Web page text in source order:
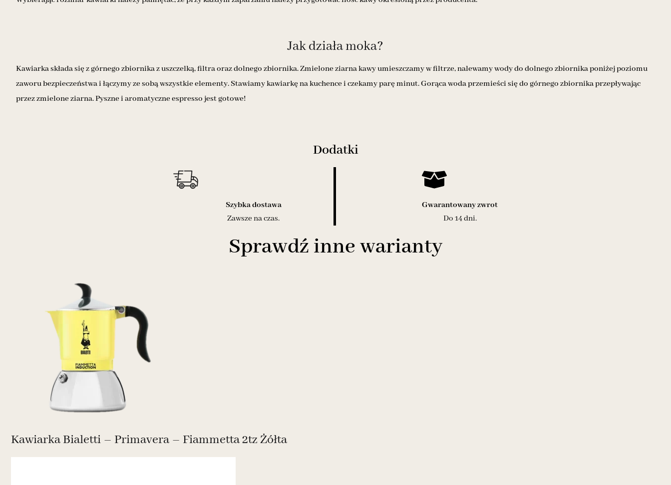
Jak działa moka?
Kawiarka składa się z górnego zbiornika z uszczelką, filtra oraz dolnego zbiornika. Zmielone ziarna kawy umieszczamy w filtrze, nalewamy wody do dolnego zbiornika poniżej poziomu
zaworu bezpieczeństwa i łączymy ze sobą wszystkie elementy. Stawiamy kawiarkę na kuchence i czekamy parę minut. Gorąca woda przemieści się do górnego zbiornika przepływając
przez zmielone ziarna. Pyszne i aromatyczne espresso jest gotowe!
Dodatki
Szybka dostawa
Zawsze na czas.
Gwarantowany zwrot
Do 14 dni.
Sprawdź inne warianty
Kawiarka Bialetti – Primavera – Fiammetta 2tz Żółta